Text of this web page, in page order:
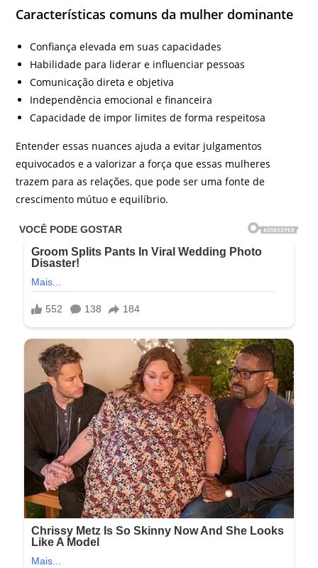
Características comuns da mulher dominante
Confiança elevada em suas capacidades
Habilidade para liderar e influenciar pessoas
Comunicação direta e objetiva
Independência emocional e financeira
Capacidade de impor limites de forma respeitosa
Entender essas nuances ajuda a evitar julgamentos
equivocados e a valorizar a força que essas mulheres
trazem para as relações, que pode ser uma fonte de
crescimento mútuo e equilíbrio.